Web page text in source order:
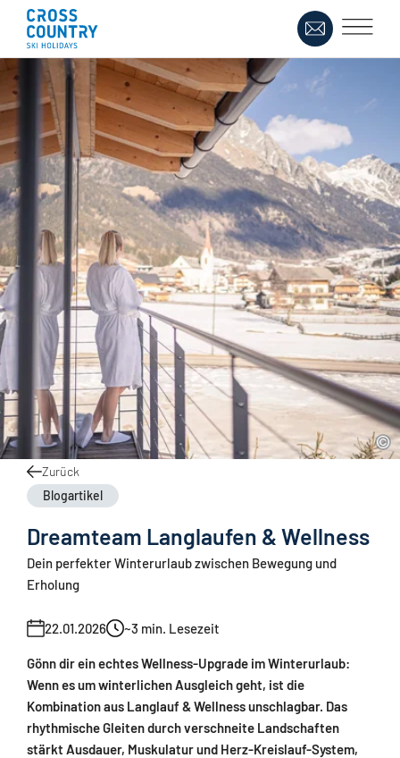
Zurück
Blogartikel
Dreamteam Langlaufen & Wellness
Dein perfekter Winterurlaub zwischen Bewegung und
Erholung
22.01.2026 ~3 min. Lesezeit
Gönn dir ein echtes Wellness-Upgrade im Winterurlaub:
Wenn es um winterlichen Ausgleich geht, ist die
Kombination aus Langlauf & Wellness unschlagbar. Das
rhythmische Gleiten durch verschneite Landschaften
stärkt Ausdauer, Muskulatur und Herz-Kreislauf-System,